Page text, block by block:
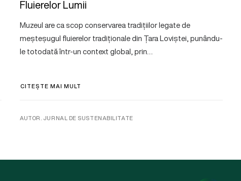
Fluierelor Lumii
Muzeul are ca scop conservarea tradițiilor legate de
meșteșugul fluierelor tradiționale din Țara Loviștei, punându-
le totodată într-un context global, prin…
CITEȘTE MAI MULT
AUTOR. JURNAL DE SUSTENABILITATE